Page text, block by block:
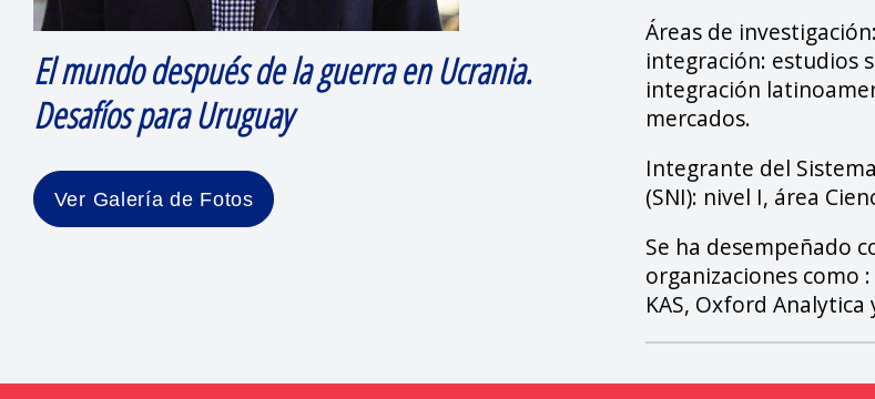
El mundo después de la guerra en Ucrania.
Desafíos para Uruguay
Ver Galería de Fotos
Áreas de
integración: estudios
integración
mercados.
Integrante del
(SNI): nivel I, área
Se ha desempeñado
organizaciones como :
KAS, Oxford